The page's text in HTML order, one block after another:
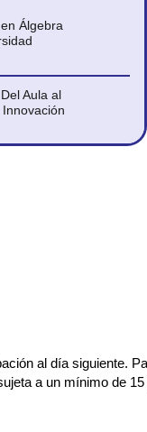
Álgebra
Aula al
al día siguiente.
a un mínimo de